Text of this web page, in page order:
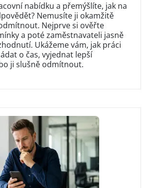
nabídku a přemýšlíte, jak na
Nemusíte ji okamžitě
Nejprve si ověřte
a poté zaměstnavateli jasně
Ukážeme vám, jak práci
o čas, vyjednat lepší
ji slušně odmítnout.